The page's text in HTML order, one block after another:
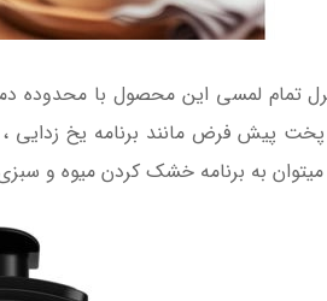
محصول دارای 8 برنامه پخت پیش فرض
به برنامه خشک کردن میوه و